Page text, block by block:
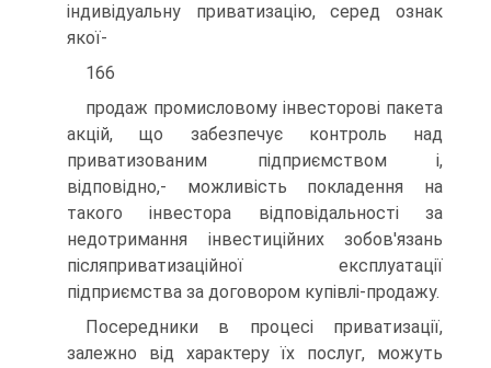
індивідуальну приватизацію, серед ознак
якої-
166
продаж промисловому інвесторові пакета
акцій, що забезпечує контроль над
приватизованим підприємством і,
відповідно,- можливість покладення на
такого інвестора відповідальності за
недотримання інвестиційних зобов'язань
післяприватизаційної експлуатації
підприємства за договором купівлі-продажу.
Посередники в процесі приватизації,
залежно від характеру їх послуг, можуть